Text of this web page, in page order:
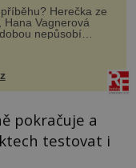
Herečka ze
Hana Vagnerová
nepůsobí
pokračuje a
testovat i